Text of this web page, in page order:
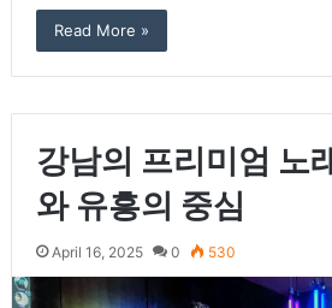
Read More »
강남의 프리미엄 노
와 유흥의 중심
April 16, 2025 0 530